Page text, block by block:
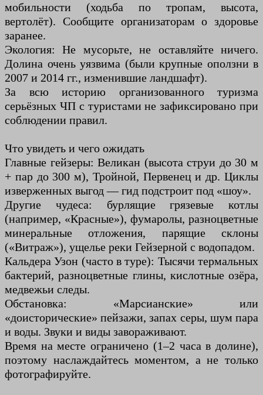
мобильности (ходьба по тропам, высота,
вертолёт). Сообщите организаторам о здоровье
заранее.
Экология: Не мусорьте, не оставляйте ничего.
Долина очень уязвима (были крупные оползни в
2007 и 2014 гг., изменившие ландшафт).
За всю историю организованного туризма
серьёзных ЧП с туристами не зафиксировано при
соблюдении правил.
Что увидеть и чего ожидать
Главные гейзеры: Великан (высота струи до 30 м
+ пар до 300 м), Тройной, Первенец и др. Циклы
изверженных выгод — гид подстроит под «шоу».
Другие чудеса: бурлящие грязевые котлы
(например, «Красные»), фумаролы, разноцветные
минеральные отложения, парящие склоны
(«Витраж»), ущелье реки Гейзерной с водопадом.
Кальдера Узон (часто в туре): Тысячи термальных
бактерий, разноцветные глины, кислотные озёра,
медвежьи следы.
Обстановка: «Марсианские» или
«доисторические» пейзажи, запах серы, шум пара
и воды. Звуки и виды завораживают.
Время на месте ограничено (1–2 часа в долине),
поэтому наслаждайтесь моментом, а не только
фотографируйте.